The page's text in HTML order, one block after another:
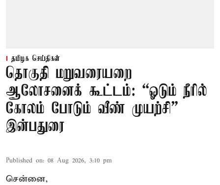
தமிழக செய்திகள்
தொகுதி மறுவரையறை
ஆலோசனைக் கூட்டம்: “ஓடும் நீரில்
கோலம் போடும் வீண் முயற்சி” –
இன்பதுரை
Published on: 08 Aug 2026, 3:10 pm
சென்னை,